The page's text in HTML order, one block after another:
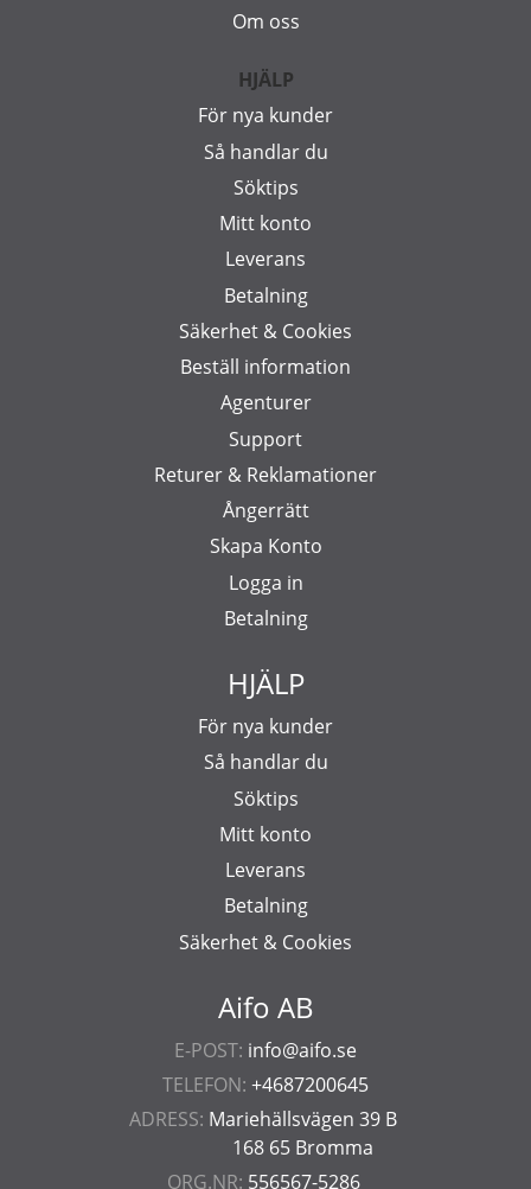
Aifo AB
E-POST: info@aifo.se
TELEFON: +4687200645
ADRESS: Mariehällsvägen 39 B
168 65 Bromma
ORG.NR: 556567-5286
Om oss
HJÄLP
För nya kunder
Så handlar du
Söktips
Mitt konto
Leverans
Betalning
Säkerhet & Cookies
Beställ information
Agenturer
Support
Returer & Reklamationer
Ångerrätt
Skapa Konto
Logga in
Betalning
HJÄLP
För nya kunder
Så handlar du
Söktips
Mitt konto
Leverans
Betalning
Säkerhet & Cookies